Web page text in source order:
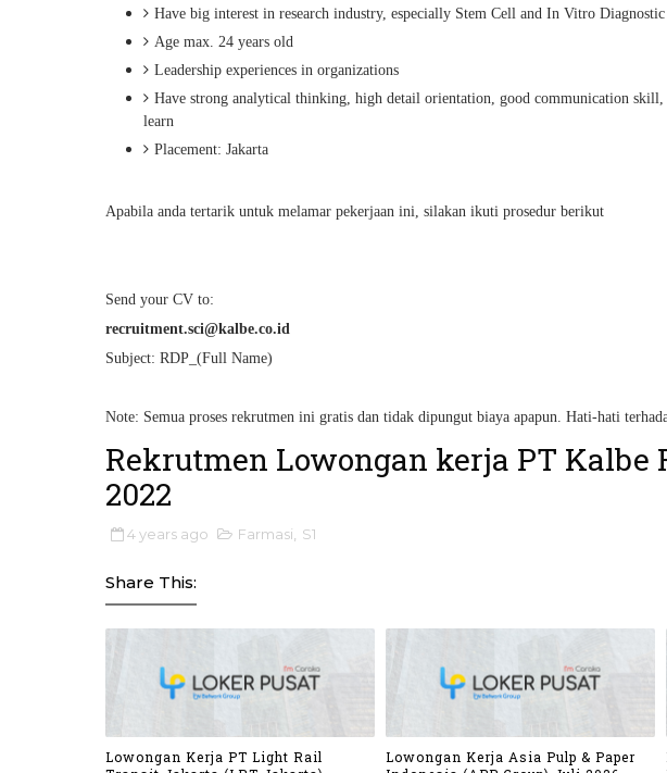
Have big interest in research industry, especially Stem Cell and In Vitro Diagnostic
Age max. 24 years old
Leadership experiences in organizations
Have strong analytical thinking, high detail orientation, good communication
learn
Placement: Jakarta
Apabila anda tertarik untuk melamar pekerjaan ini, silakan ikuti prosedur berikut
Send your CV to:
recruitment.sci@kalbe.co.id
Subject: RDP_(Full Name)
Note: Semua proses rekrutmen ini gratis dan tidak dipungut biaya apapun. Hati-hati
Rekrutmen Lowongan kerja PT Kalbe
2022
4 years ago Farmasi S1
Share This:
Lowongan Kerja PT Light Rail
Lowongan Kerja Asia Pulp & Paper